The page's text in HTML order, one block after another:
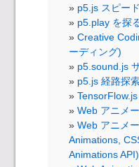
p5.js スピー
p5.play を探
Creative
ーディング)
p5.sound.js
p5.js 経路探
TensorFlow.js
Web アニメ
Web アニメ
Animations,
Animations API)